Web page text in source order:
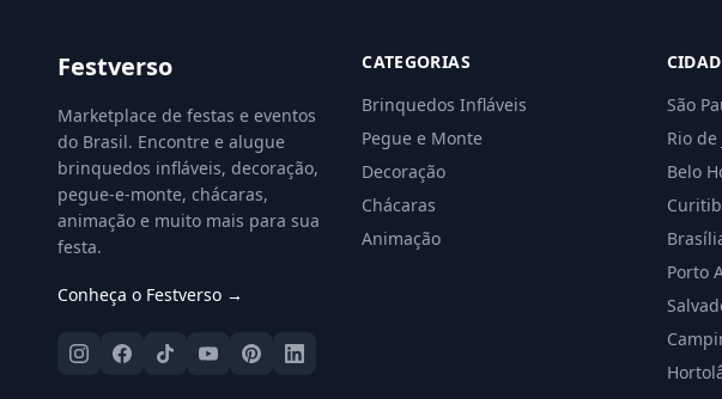
Festverso
Marketplace de festas e eventos
do Brasil. Encontre e alugue
brinquedos infláveis, decoração,
pegue-e-monte, chácaras,
animação e muito mais para sua
festa.
Conheça o Festverso →
CATEGORIAS
Brinquedos Infláveis
Pegue e Monte
Decoração
Chácaras
Animação
São
Rio de
Belo
Porto